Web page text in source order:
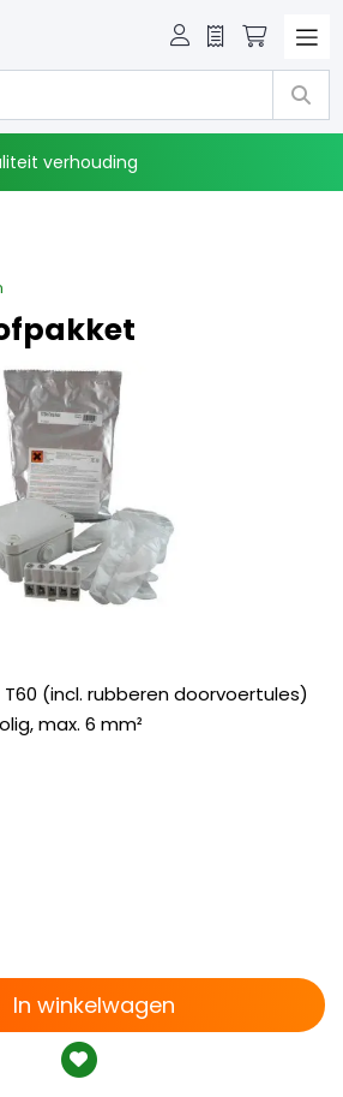
Offerte
verhouding
T60 (incl. rubberen doorvoertules)
max. 6 mm²
Winkelwagen
In winkelwagen